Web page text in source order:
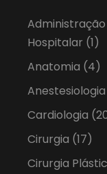
Administração
Hospitalar (1)
Anatomia (4)
Anestesiologia
Cardiologia
Cirurgia (17)
Cirurgia